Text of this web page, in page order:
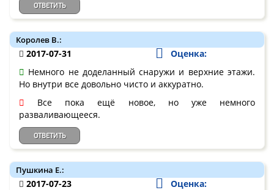
ОТВЕТИТЬ
Королев В.:
2017-07-31
Оценка:
Немного не доделанный снаружи и верхние этажи.
Но внутри все довольно чисто и аккуратно.
Все пока ещё новое, но уже немного
разваливающееся.
ОТВЕТИТЬ
Пушкина Е.:
2017-07-23
Оценка: